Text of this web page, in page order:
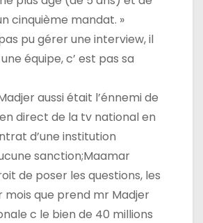
cinquième mandat. »
pu gérer une interview, il
équipe, c’ est pas sa
aussi était l’énnemi de
direct de la tv national en
d’une institution
sanction;Maamar
de poser les questions, les
mois que prend mr Madjer
c le bien de 40 millions